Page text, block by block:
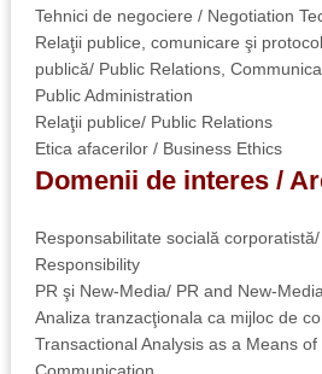
Tehnici de negociere / Negotiation
Relaţii publice, comunicare şi
publică/ Public Relations,
Public Administration
Relaţii publice/ Public Relations
Etica afacerilor / Business Ethics
Domenii de interes /
Responsabilitate socială
Responsibility
PR şi New-Media/ PR and New-Media
Analiza tranzacţionala ca mijloc de
Transactional Analysis as a Means of
Communication